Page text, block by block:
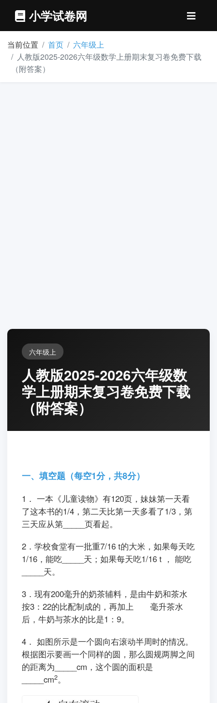
小学试卷网
当前位置 首页
六年级上
人教版2025-2026六年级数学上册期末复习卷免费下载
（附答案）
六年级上
人教版2025-2026六年级数
学上册期末复习卷免费下载
（附答案）
一、填空题（每空1分，共8分）
1． 一本《儿童读物》有120页，妹妹第一天看
了这本书的1/4，第二天比第一天多看了1/3，第
三天应从第_____页看起。
2．学校食堂有一批重7/16 t的大米，如果每天吃
1/16，能吃_____天；如果每天吃1/16 t ， 能吃
_____天。
3．现有200毫升的奶茶辅料，是由牛奶和茶水
按3：22的比配制成的，再加上 毫升茶水
后，牛奶与茶水的比是1：9。
4． 如图所示是一个圆向右滚动半周时的情况。
根据图示要画一个同样的圆，那么圆规两脚之间
的距离为_____cm，这个圆的面积是
_____cm2。